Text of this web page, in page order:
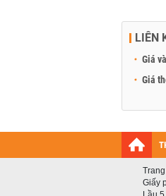
LIÊN
Giá
Giá
Giấy